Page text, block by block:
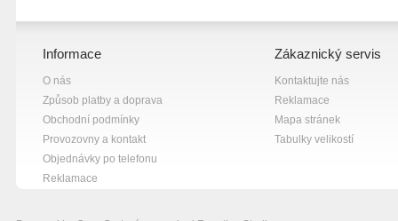
Informace
O nás
Způsob platby a doprava
Obchodní podmínky
Provozovny a kontakt
Objednávky po telefonu
Reklamace
Zákaznický servis
Kontaktujte nás
Reklamace
Mapa stránek
Tabulky velikostí